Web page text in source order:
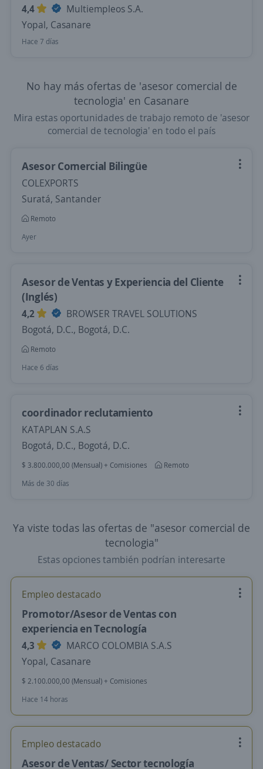
4,4
Multiempleos S.A.
Yopal, Casanare
Hace 7 días
No hay más ofertas de 'asesor comercial de
tecnologia' en Casanare
Mira estas oportunidades de trabajo remoto de 'asesor
comercial de tecnologia' en todo el país
Asesor Comercial Bilingüe
COLEXPORTS
Suratá, Santander
Remoto
Ayer
Asesor de Ventas y Experiencia del Cliente
(Inglés)
4,2
BROWSER TRAVEL SOLUTIONS
Bogotá, D.C., Bogotá, D.C.
Remoto
Hace 6 días
coordinador reclutamiento
KATAPLAN S.A.S
Bogotá, D.C., Bogotá, D.C.
$ 3.800.000,00 (Mensual) + Comisiones
Remoto
Más de 30 días
Ya viste todas las ofertas de "asesor comercial de
tecnologia"
Estas opciones también podrían interesarte
Empleo destacado
Promotor/Asesor de Ventas con
experiencia en Tecnología
4,3
MARCO COLOMBIA S.A.S
Yopal, Casanare
$ 2.100.000,00 (Mensual) + Comisiones
Hace 14 horas
Empleo destacado
Asesor de Ventas/ Sector tecnología